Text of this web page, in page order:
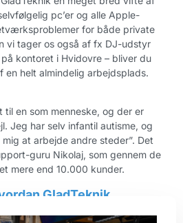
pc’er og alle Apple-
for både private
vi tager os også af fx DJ-udstyr
kontoret i Hvidovre – bliver du
en helt almindelig arbejdsplads.
til en som menneske, og der er
Jeg har selv infantil autisme, og
at arbejde andre steder”. Det
guru Nikolaj, som gennem de
mere end 10.000 kunder.
GladTeknik